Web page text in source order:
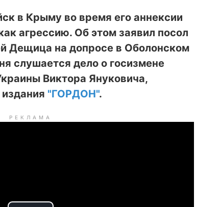
в Крыму во время его аннексии
агрессию. Об этом заявил посол
Дещица на допросе в Оболонском
слушается дело о госизмене
Виктора Януковича,
"ГОРДОН".
РЕКЛАМА